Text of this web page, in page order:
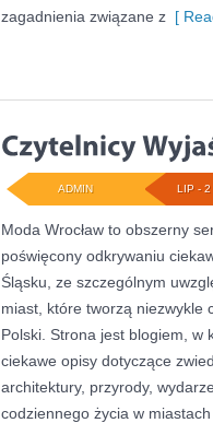
zagadnienia związane z [
LIP - 2
ADMIN
Moda Wrocław to obszerny
poświęcony odkrywaniu
Śląsku, ze szczególnym
miast, które tworzą niezwykle
Polski. Strona jest blogiem, w
ciekawe opisy dotyczące
architektury, przyrody,
codziennego życia w